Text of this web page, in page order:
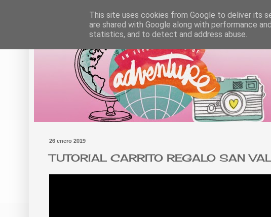
26 enero 2019
TUTORIAL CARRITO REGALO SAN
This site uses cookies from Google to deliver its
are shared with Google along with performance
statistics, and to detect and address abuse.